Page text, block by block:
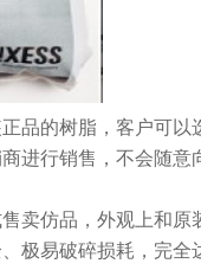
品的树脂，客户可以
进行销售，不会随意
卖仿品，外观上和原
极易破碎损耗，完全